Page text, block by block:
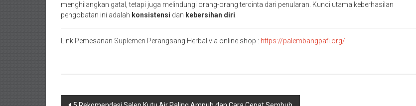
menghilangkan gatal, tetapi juga melindungi orang-orang tercinta dari penularan. Kunci utama keberhasilan
pengobatan ini adalah konsistensi dan kebersihan diri
Link Pemesanan Suplemen Perangsang Herbal via online shop : https://palembangpafi.org/